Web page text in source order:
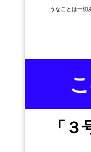
うなことは一切
「